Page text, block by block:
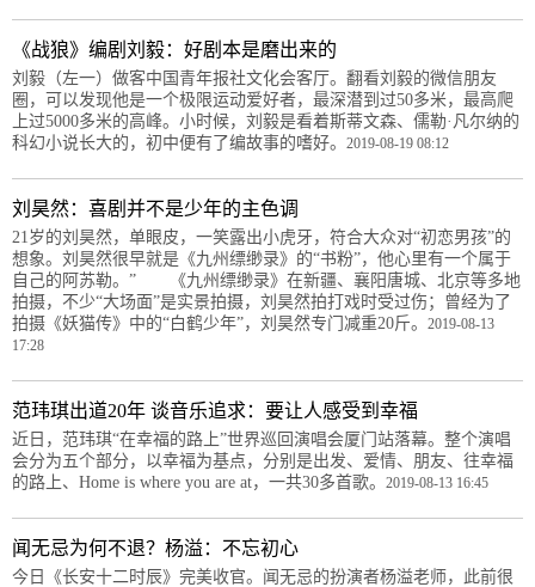
《战狼》编剧刘毅：好剧本是磨出来的
刘毅（左一）做客中国青年报社文化会客厅。翻看刘毅的微信朋友
圈，可以发现他是一个极限运动爱好者，最深潜到过50多米，最高爬
上过5000多米的高峰。小时候，刘毅是看着斯蒂文森、儒勒·凡尔纳的
科幻小说长大的，初中便有了编故事的嗜好。 2019-08-19 08:12
刘昊然：喜剧并不是少年的主色调
21岁的刘昊然，单眼皮，一笑露出小虎牙，符合大众对“初恋男孩”的
想象。刘昊然很早就是《九州缥缈录》的“书粉”，他心里有一个属于
自己的阿苏勒。” 《九州缥缈录》在新疆、襄阳唐城、北京等多地
拍摄，不少“大场面”是实景拍摄，刘昊然拍打戏时受过伤；曾经为了
拍摄《妖猫传》中的“白鹤少年”，刘昊然专门减重20斤。 2019-08-13
17:28
范玮琪出道20年 谈音乐追求：要让人感受到幸福
近日，范玮琪“在幸福的路上”世界巡回演唱会厦门站落幕。整个演唱
会分为五个部分，以幸福为基点，分别是出发、爱情、朋友、往幸福
的路上、Home is where you are at，一共30多首歌。 2019-08-13 16:45
闻无忌为何不退？杨溢：不忘初心
今日《长安十二时辰》完美收官。闻无忌的扮演者杨溢老师，此前很